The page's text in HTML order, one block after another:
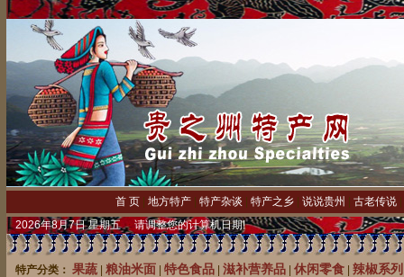
首 页 地方特产 特产杂谈 特产之乡 说说贵州 古老传说
2026年8月7日 星期五 请调整您的计算机日期!
特产分类： 果蔬 粮油米面 特色食品 滋补营养品 休闲零食 辣椒系列